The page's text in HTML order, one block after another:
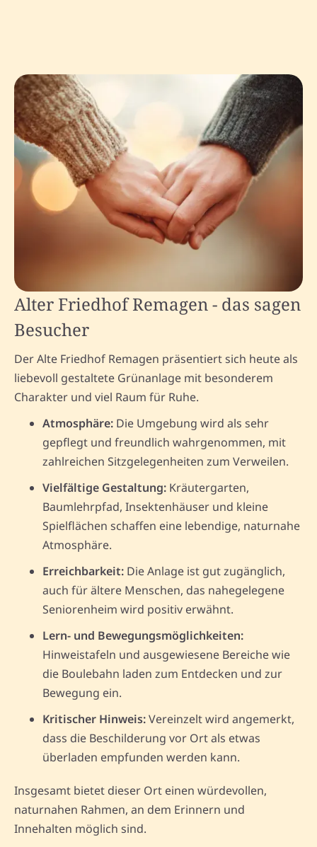
Alter Friedhof Remagen - das sagen
Besucher
Der Alte Friedhof Remagen präsentiert sich heute als
liebevoll gestaltete Grünanlage mit besonderem
Charakter und viel Raum für Ruhe.
Atmosphäre: Die Umgebung wird als sehr
gepflegt und freundlich wahrgenommen, mit
zahlreichen Sitzgelegenheiten zum Verweilen.
Vielfältige Gestaltung: Kräutergarten,
Baumlehrpfad, Insektenhäuser und kleine
Spielflächen schaffen eine lebendige, naturnahe
Atmosphäre.
Erreichbarkeit: Die Anlage ist gut zugänglich,
auch für ältere Menschen, das nahegelegene
Seniorenheim wird positiv erwähnt.
Lern- und Bewegungsmöglichkeiten:
Hinweistafeln und ausgewiesene Bereiche wie
die Boulebahn laden zum Entdecken und zur
Bewegung ein.
Kritischer Hinweis:Vereinzelt wird angemerkt,
dass die Beschilderung vor Ort als etwas
überladen empfunden werden kann.
Insgesamt bietet dieser Ort einen würdevollen,
naturnahen Rahmen, an dem Erinnern und
Innehalten möglich sind.